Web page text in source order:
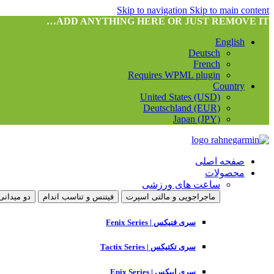
Skip to navigation Skip to main content
ADD ANYTHING HERE OR JUST REMOVE IT…
English
Deutsch
French
Requires WPML plugin
Country
United States (USD)
Deutschland (EUR)
Japan (JPY)
صفحه اصلی
محصولات
ساعت های ورزشی
ماجراجویی و مالتی اسپرت فیتنس و تناسب اندام دو
سری فنیکس | Fenix Series
سری تکتیکس | Tactix Series
سری اپیکس | Epix Series